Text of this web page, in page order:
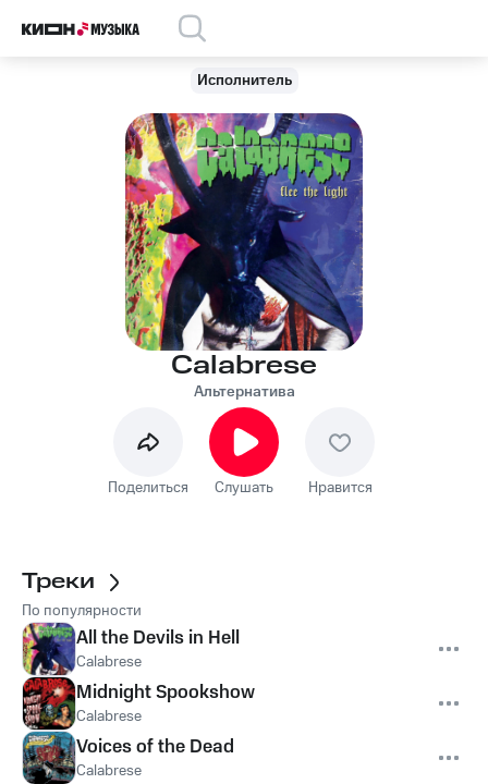
Исполнитель
Calabrese
Альтернатива
Поделиться Слушать Нравится
Треки
По популярности
All the Devils in Hell
Calabrese
Midnight Spookshow
Calabrese
Voices of the Dead
Calabrese